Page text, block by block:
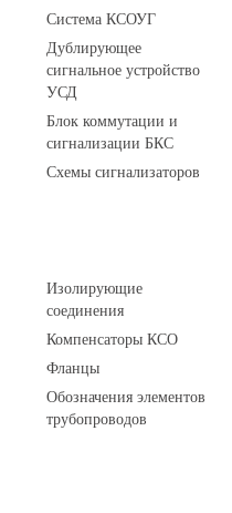
Система КСОУГ
Дублирующее
сигнальное устройство
УСД
Блок коммутации и
сигнализации БКС
Схемы сигнализаторов
Соединительные детали
Изолирующие
соединения
Компенсаторы КСО
Фланцы
Обозначения элементов
трубопроводов